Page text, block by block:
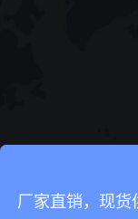
厂家直销，现货